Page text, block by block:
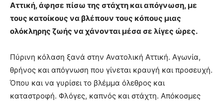
Αττική, άφησε πίσω της στάχτη και απόγνωση, με
τους κατοίκους να βλέπουν τους κόπους μιας
ολόκληρης ζωής να χάνονται μέσα σε λίγες ώρες.
Πύρινη κόλαση ξανά στην Ανατολική Αττική. Αγωνία,
θρήνος και απόγνωση που γίνεται κραυγή και προσευχή.
Όπου και να γυρίσει το βλέμμα όλεθρος και
καταστροφή. Φλόγες, καπνός και στάχτη. Απόκοσμες